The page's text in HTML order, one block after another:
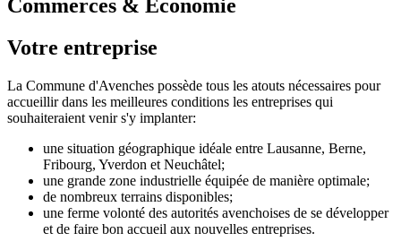
Commerces & Economie
Votre entreprise
La Commune d'Avenches possède tous les atouts nécessaires pour
accueillir dans les meilleures conditions les entreprises qui
souhaiteraient venir s'y implanter:
une situation géographique idéale entre Lausanne, Berne,
Fribourg, Yverdon et Neuchâtel;
une grande zone industrielle équipée de manière optimale;
de nombreux terrains disponibles;
une ferme volonté des autorités avenchoises de se développer
et de faire bon accueil aux nouvelles entreprises.